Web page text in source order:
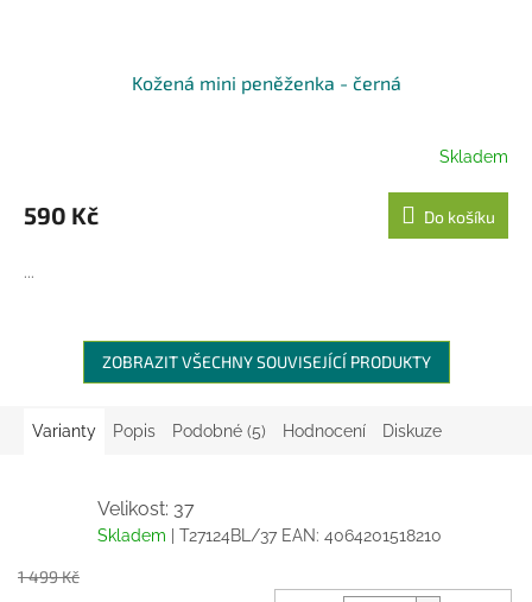
Kožená mini peněženka - černá
Skladem
590 Kč Do košíku
...
ZOBRAZIT VŠECHNY SOUVISEJÍCÍ PRODUKTY
Varianty Popis Podobné (5) Hodnocení Diskuze
Velikost: 37
Skladem | T27124BL/37 EAN: 4064201518210
1 499 Kč